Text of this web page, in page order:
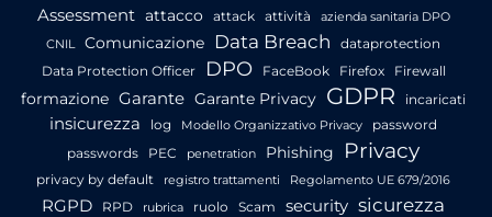
Assessment attacco attack attività
azienda sanitaria DPO
CNIL
Comunicazione Data Breach
dataprotection
Data Protection Officer
DPO FaceBook Firefox Firewall
formazione Garante Garante Privacy GDPR incaricati
insicurezza log Modello Organizzativo Privacy
password
passwords
PEC penetration Phishing Privacy
privacy by default registro trattamenti Regolamento UE 679/2016
RGPD RPD rubrica ruolo Scam security sicurezza